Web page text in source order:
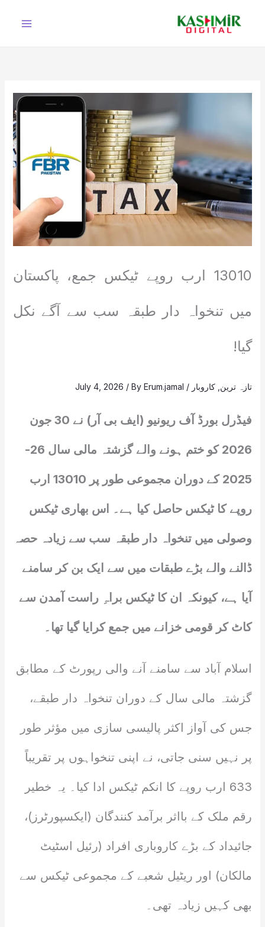
13010 ارب روپے ٹیکس جمع، پاکستان
میں تنخواہ دار طبقہ سب سے آگے نکل
گیا!
تازہ ترین کاروبار /
July 4, 2026 / ByErum.jamal
فیڈرل بورڈ آف ریونیو (ایف بی آر) نے 30 جون
2026 کو ختم ہونے والے گزشتہ مالی سال 26-
2025 کے دوران مجموعی طور پر 13010 ارب
روپے کا ٹیکس حاصل کیا ہے۔ اس بھاری ٹیکس
وصولی میں تنخواہ دار طبقہ سب سے زیادہ حصہ
ڈالنے والے بڑے طبقات میں سے ایک بن کر سامنے
آیا ہے، کیونکہ ان کا ٹیکس براہِ راست آمدن سے
کاٹ کر قومی خزانے میں جمع کرایا گیا تھا۔
اسلام آباد سے سامنے آنے والی رپورٹ کے مطابق
گزشتہ مالی سال کے دوران تنخواہ دار طبقے،
جس کی آواز اکثر پالیسی سازی میں مؤثر طور
پر نہیں سنی جاتی، نے اپنی تنخواہوں پر تقریباً
633 ارب روپے کا انکم ٹیکس ادا کیا۔ یہ خطیر
رقم ملک کے بااثر برآمد کنندگان (ایکسپورٹرز)،
جائیداد کے بڑے کاروباری افراد (رئیل اسٹیٹ
مالکان) اور ریٹیل شعبے کے مجموعی ٹیکس سے
بھی کہیں زیادہ تھی۔